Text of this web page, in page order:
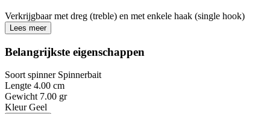
Verkrijgbaar met dreg (treble) en met enkele haak (single hook)
Lees meer
Belangrijkste eigenschappen
Soort spinner Spinnerbait
Lengte 4.00 cm
Gewicht 7.00 gr
Kleur Geel